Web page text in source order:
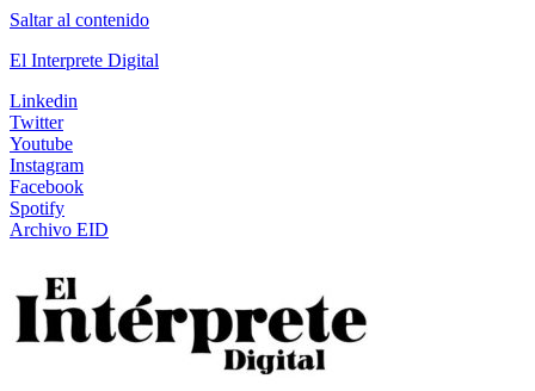
Saltar al contenido
El Interprete Digital
Linkedin
Twitter
Youtube
Instagram
Facebook
Spotify
Archivo EID